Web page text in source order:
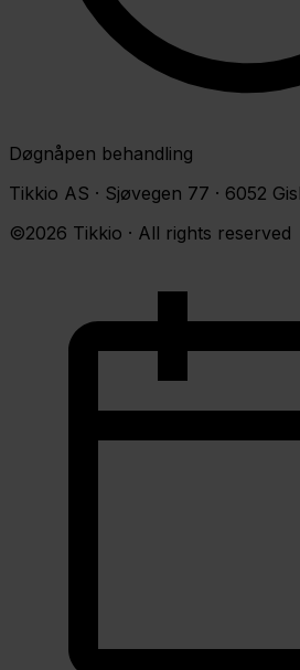
Døgnåpen behandling
Tikkio AS · Sjøvegen 77 · 6052
©2026 Tikkio · All rights reserved